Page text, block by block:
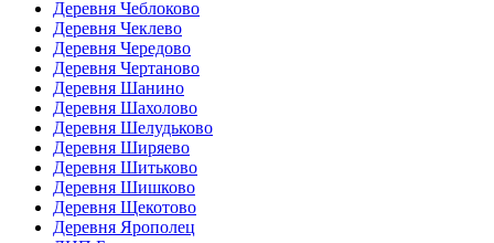
Деревня Чеблоково
Деревня Чеклево
Деревня Чередово
Деревня Чертаново
Деревня Шанино
Деревня Шахолово
Деревня Шелудьково
Деревня Ширяево
Деревня Шитьково
Деревня Шишково
Деревня Щекотово
Деревня Ярополец